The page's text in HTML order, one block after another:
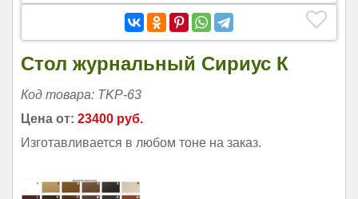
Стол журнальный Сириус К
Код товара: TKP-63
Цена от: 23400 руб.
Изготавливается в любом тоне на заказ.